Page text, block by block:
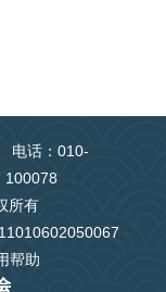
电话：010-
100078
所有
帮助